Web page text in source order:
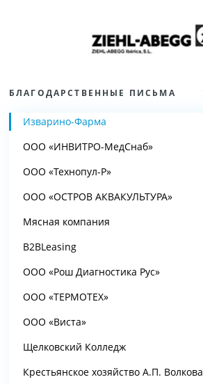
БЛАГОДАРСТВЕННЫЕ ПИСЬМА
Изварино-Фарма
ООО «ИНВИТРО-МедСнаб»
ООО «Технопул-Р»
ООО «ОСТРОВ АКВАКУЛЬТУРА»
Мясная компания
B2BLeasing
ООО «Рош Диагностика Рус»
ООО «ТЕРМОТЕХ»
ООО «Виста»
Щелковский Колледж
Крестьянское хозяйство А.П. Волкова